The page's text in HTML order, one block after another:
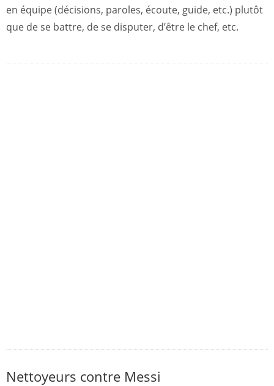
en équipe (décisions, paroles, écoute, guide, etc.) plutôt
que de se battre, de se disputer, d’être le chef, etc.
Nettoyeurs contre Messi